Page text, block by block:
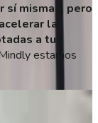
sí mismas, pero
la
a tus
estamos